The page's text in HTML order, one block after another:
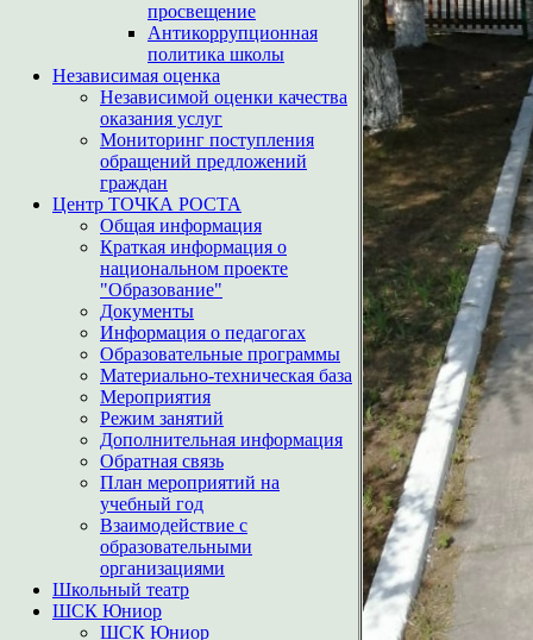
просвещение
Антикоррупционная
политика школы
Независимая оценка
Независимой оценки качества
оказания услуг
Мониторинг поступления
обращений предложений
граждан
Центр ТОЧКА РОСТА
Общая информация
Краткая информация о
национальном проекте
"Образование"
Документы
Информация о педагогах
Образовательные программы
Материально-техническая база
Мероприятия
Режим занятий
Дополнительная информация
Обратная связь
План мероприятий на
учебный год
Взаимодействие с
образовательными
организациями
Школьный театр
ШСК Юниор
ШСК Юниор